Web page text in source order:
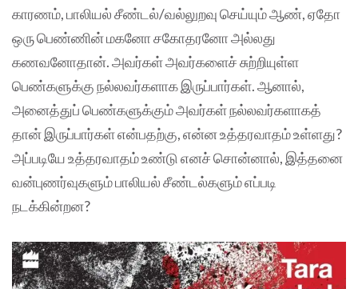
காரணம், பாலியல் சீண்டல்/வல்லுறவு செய்யும் ஆண், ஏதோ
ஒரு பெண்ணின் மகனோ சகோதரனோ அல்லது
கணவனோதான். அவர்கள் அவர்களைச் சுற்றியுள்ள
பெண்களுக்கு நல்லவர்களாக இருப்பார்கள். ஆனால்,
அனைத்துப் பெண்களுக்கும் அவர்கள் நல்லவர்களாகத்
தான் இருப்பார்கள் என்பதற்கு, என்ன உத்தரவாதம் உள்ளது?
அப்படியே உத்தரவாதம் உண்டு எனச் சொன்னால், இத்தனை
வன்புணர்வுகளும் பாலியல் சீண்டல்களும் எப்படி
நடக்கின்றன?